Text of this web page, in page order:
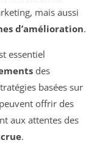
mais aussi
d’amélioration.
essentiel
des
basées sur
offrir des
aux attentes des
.